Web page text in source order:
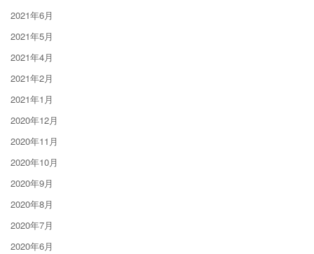
2021年6月
2021年5月
2021年4月
2021年2月
2021年1月
2020年12月
2020年11月
2020年10月
2020年9月
2020年8月
2020年7月
2020年6月